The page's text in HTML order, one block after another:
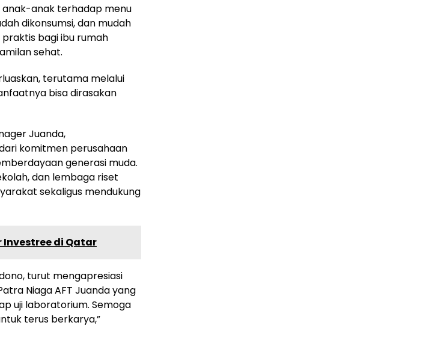
anak-anak terhadap menu
dikonsumsi, dan mudah
bagi ibu rumah
sehat.
terutama melalui
bisa dirasakan
Juanda,
komitmen perusahaan
generasi muda.
dan lembaga riset
sekaligus mendukung
Investree di Qatar
turut mengapresiasi
Niaga AFT Juanda yang
uji laboratorium. Semoga
terus berkarya,”